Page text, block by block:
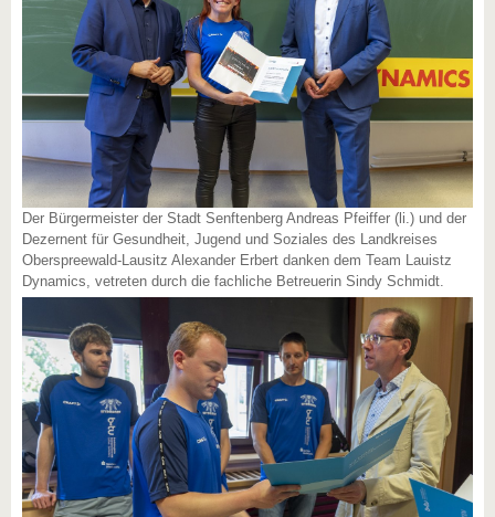
Der Bürgermeister der Stadt Senftenberg Andreas Pfeiffer (li.) und der
Dezernent für Gesundheit, Jugend und Soziales des Landkreises
Oberspreewald-Lausitz Alexander Erbert danken dem Team Lauistz
Dynamics, vetreten durch die fachliche Betreuerin Sindy Schmidt.